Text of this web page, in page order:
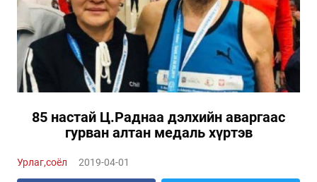
85 настай Ц.Раднаа дэлхийн аваргаас
гурван алтан медаль хүртэв
Урлаг,соёл 2019-04-01